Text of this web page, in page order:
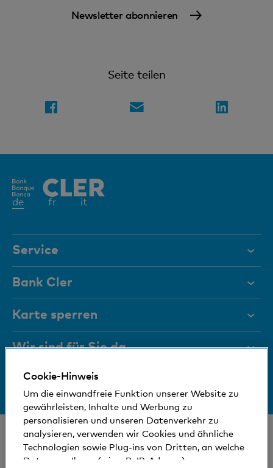
Newsletter abonnieren
Seite teilen
deAktives
fr it
Service
Hilfe & Kontakt
Dokumente
Magazin
Führungsgremien
Medien
Sozial und umweltfreundlich
Bank Cler
Über uns
Investor Relations
Medien
Blog
Karte sperren
+41 (0)800 88 99 66
Wir sind für Sie da
Hilfe & Kontakt
Standorte und Bancomaten
Bankinfos
© Bank Cler AG
Rechtliche Bedingungen und Hinweise
Cookie-Hinweis
Um die einwandfreie Funktion unserer Website zu
gewährleisten, Inhalte und Werbung zu
personalisieren und unseren Datenverkehr zu
analysieren, verwenden wir Cookies und ähnliche
Technologien sowie Plug-ins von Dritten, an welche
Daten von Ihnen (wie z.B. IP-Adresse)